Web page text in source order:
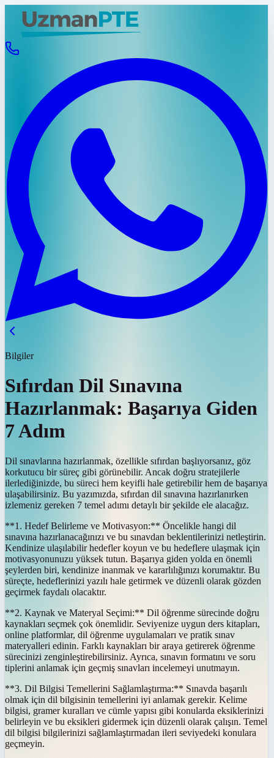
Bilgiler
Sıfırdan Dil Sınavına
Hazırlanmak: Başarıya Giden
7 Adım
Dil sınavlarına hazırlanmak, özellikle sıfırdan başlıyorsanız, göz
korkutucu bir süreç gibi görünebilir. Ancak doğru stratejilerle
ilerlediğinizde, bu süreci hem keyifli hale getirebilir hem de başarıya
ulaşabilirsiniz. Bu yazımızda, sıfırdan dil sınavına hazırlanırken
izlemeniz gereken 7 temel adımı detaylı bir şekilde ele alacağız.
**1. Hedef Belirleme ve Motivasyon:** Öncelikle hangi dil
sınavına hazırlanacağınızı ve bu sınavdan beklentilerinizi netleştirin.
Kendinize ulaşılabilir hedefler koyun ve bu hedeflere ulaşmak için
motivasyonunuzu yüksek tutun. Başarıya giden yolda en önemli
şeylerden biri, kendinize inanmak ve kararlılığınızı korumaktır. Bu
süreçte, hedeflerinizi yazılı hale getirmek ve düzenli olarak gözden
geçirmek faydalı olacaktır.
**2. Kaynak ve Materyal Seçimi:** Dil öğrenme sürecinde doğru
kaynakları seçmek çok önemlidir. Seviyenize uygun ders kitapları,
online platformlar, dil öğrenme uygulamaları ve pratik sınav
materyalleri edinin. Farklı kaynakları bir araya getirerek öğrenme
sürecinizi zenginleştirebilirsiniz. Ayrıca, sınavın formatını ve soru
tiplerini anlamak için geçmiş sınavları incelemeyi unutmayın.
**3. Dil Bilgisi Temellerini Sağlamlaştırma:** Sınavda başarılı
olmak için dil bilgisinin temellerini iyi anlamak gerekir. Kelime
bilgisi, gramer kuralları ve cümle yapısı gibi konularda eksiklerinizi
belirleyin ve bu eksikleri gidermek için düzenli olarak çalışın. Temel
dil bilgisi bilgilerinizi sağlamlaştırmadan ileri seviyedeki konulara
geçmeyin.